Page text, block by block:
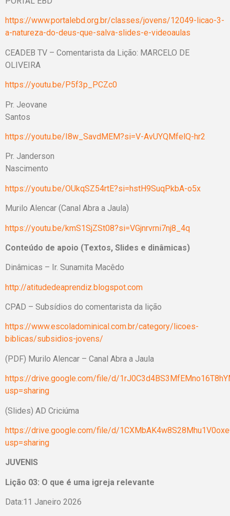
https://www.portalebd.org.br/classes/jovens/12049-licao-3-
a-natureza-do-deus-que-salva-slides-e-videoaulas
CEADEB TV – Comentarista da Lição: MARCELO DE
OLIVEIRA
https://youtu.be/P5f3p_PCZc0
Pr. Jeovane
Santos
https://youtu.be/I8w_SavdMEM?si=V-AvUYQMfelQ-hr2
Pr. Janderson
Nascimento
https://youtu.be/OUkqSZ54rtE?si=hstH9SuqPkbA-o5x
Murilo Alencar (Canal Abra a Jaula)
https://youtu.be/kmS1SjZSt08?si=VGjnrvrni7nj8_4q
Conteúdo de apoio (Textos, Slides e dinâmicas)
Dinâmicas – Ir. Sunamita Macêdo
http://atitudedeaprendiz.blogspot.com
CPAD – Subsídios do comentarista da lição
https://www.escoladominical.com.br/category/licoes-
biblicas/subsidios-jovens/
(PDF) Murilo Alencar – Canal Abra a Jaula
https://drive.google.com/file/d/
usp=sharing
(Slides) AD Criciúma
https://drive.google.com/file/d/
usp=sharing
JUVENIS
Lição 03: O que é uma igreja relevante
Data:11 Janeiro 2026